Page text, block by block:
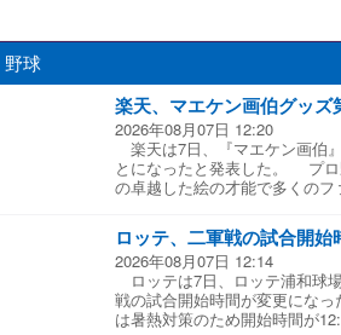
野球
楽天、マエケン画伯グッズ
2026年08月07日 12:20
楽天は7日、『マエケン画伯
とになったと発表した。 プ
の卓越した絵の才能で多くの
だ『マエケン画伯』グッズ第
場。 第2弾では、前田健太選
チーム移動時に選手が着用で
「イヌワシ」のイラストを
弾同様にTシャツやタオル、ト
日（火・祝）から楽天イーグ
ロッテ、二軍戦の試合開始
2026年08月07日 12:14
ロッテは7日、ロッテ浦和球
戦の試合開始時間が変更にな
は暑熱対策のため開始時間が